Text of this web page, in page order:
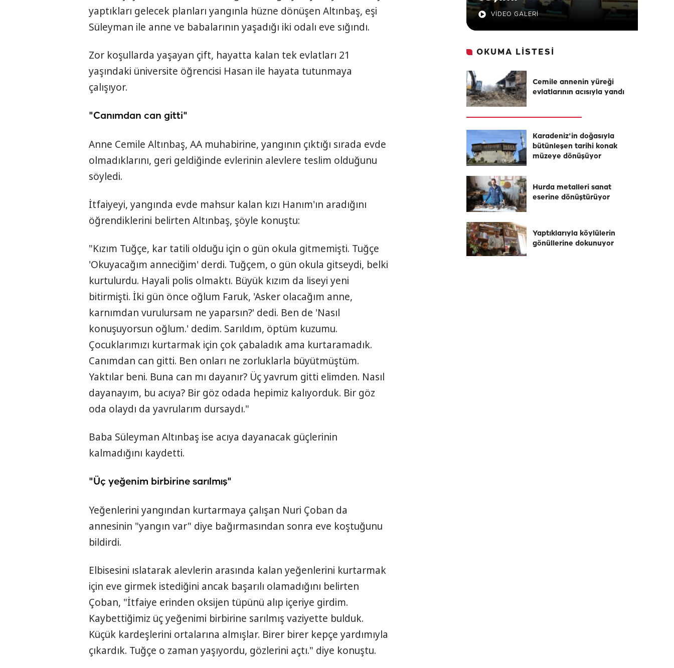
yaptıkları gelecek planları yangınla hüzne dönüşen Altınbaş, eşi
Süleyman ile anne ve babalarının yaşadığı iki odalı eve sığındı.
Zor koşullarda yaşayan çift, hayatta kalan tek evlatları 21
yaşındaki üniversite öğrencisi Hasan ile hayata tutunmaya
çalışıyor.
"Canımdan can gitti"
Anne Cemile Altınbaş, AA muhabirine, yangının çıktığı sırada evde
olmadıklarını, geri geldiğinde evlerinin alevlere teslim olduğunu
söyledi.
İtfaiyeyi, yangında evde mahsur kalan kızı Hanım'ın aradığını
öğrendiklerini belirten Altınbaş, şöyle konuştu:
"Kızım Tuğçe, kar tatili olduğu için o gün okula gitmemişti. Tuğçe
'Okuyacağım anneciğim' derdi. Tuğçem, o gün okula gitseydi, belki
kurtulurdu. Hayali polis olmaktı. Büyük kızım da liseyi yeni
bitirmişti. İki gün önce oğlum Faruk, 'Asker olacağım anne,
karnımdan vurulursam ne yaparsın?' dedi. Ben de 'Nasıl
konuşuyorsun oğlum.' dedim. Sarıldım, öptüm kuzumu.
Çocuklarımızı kurtarmak için çok çabaladık ama kurtaramadık.
Canımdan can gitti. Ben onları ne zorluklarla büyütmüştüm.
Yaktılar beni. Buna can mı dayanır? Üç yavrum gitti elimden. Nasıl
dayanayım, bu acıya? Bir göz odada hepimiz kalıyorduk. Bir göz
oda olaydı da yavrularım dursaydı."
Baba Süleyman Altınbaş ise acıya dayanacak güçlerinin
kalmadığını kaydetti.
"Üç yeğenim birbirine sarılmış"
Yeğenlerini yangından kurtarmaya çalışan Nuri Çoban da
annesinin "yangın var" diye bağırmasından sonra eve koştuğunu
bildirdi.
Elbisesini ıslatarak alevlerin arasında kalan yeğenlerini kurtarmak
için eve girmek istediğini ancak başarılı olamadığını belirten
Çoban, "İtfaiye erinden oksijen tüpünü alıp içeriye girdim.
Kaybettiğimiz üç yeğenimi birbirine sarılmış vaziyette bulduk.
Küçük kardeşlerini ortalarına almışlar. Birer birer kepçe yardımıyla
çıkardık. Tuğçe o zaman yaşıyordu, gözlerini açtı." diye konuştu.
VİDEO GALERİ
OKUMA LİSTESİ
Cemile annenin yüreği
evlatlarının acısıyla yandı
Karadeniz'in doğasıyla
bütünleşen tarihi konak
müzeye dönüşüyor
Hurda metalleri sanat
eserine dönüştürüyor
Yaptıklarıyla köylülerin
gönüllerine dokunuyor